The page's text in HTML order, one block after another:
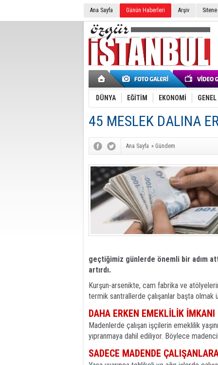
Ana Sayfa Günün Haberleri Arşiv
DÜNYA EĞİTİM EKONOMİ GENEL
45 MESLEK DALINA
Ana Sayfa » Gündem
geçtiğimiz günlerde önemli bir adım
artırdı.
Kurşun-arsenikte, cam fabrika ve
termik santrallerde çalışanlar başta olmak
DAHA ERKEN EMEKLİLİK İMKANI
Madenlerde çalışan işçilerin emeklilik
yıpranmaya dahil ediliyor. Böylece
SADECE MADENDE